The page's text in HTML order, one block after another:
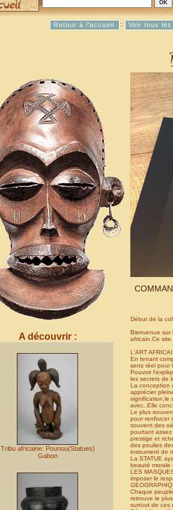
Retour à l'accueil :: Voir tous
A découvrir :
Tribu africaine: Pounou(Statues)
Gabon
Début de la
Bienvenue sur
africain.Ce
L'ART
En tenant
sens réel pour
Pouvoir
les secrets de
La conception
apprécier
signification,le
avec..Elle
Le plus
pour renforcer
souvent des
pourtant
prestige et
des poulies
instrument de
La STATUE
beauté morale
LES
imposer le
Chaque
retrouve le
surtout de ces